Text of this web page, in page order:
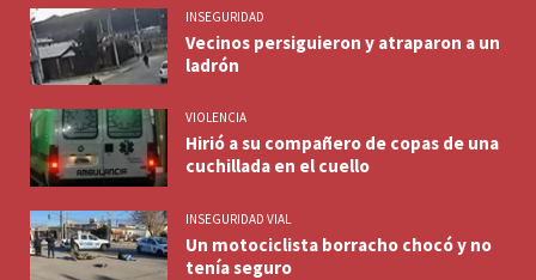
INSEGURIDAD
Vecinos persiguieron y atraparon a un
ladrón
VIOLENCIA
Hirió a su compañero de copas de una
cuchillada en el cuello
INSEGURIDAD VIAL
Un motociclista borracho chocó y no
tenía seguro